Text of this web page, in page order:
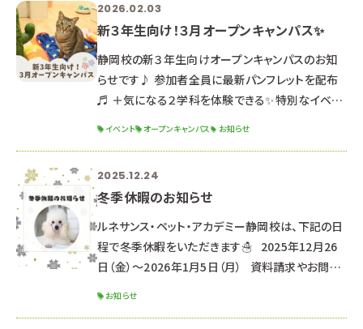
オープンキャンパス予約は可能です♪
‐‐‐‐‐‐‐‐‐‐‐‐‐‐‐‐‐‐‐‐‐
‐‐‐‐‐‐‐‐‐‐‐‐‐‐‐‐‐‐‐‐‐
‐‐‐‐‐‐‐‐ ★次回のオープンキャンパス日
程★ ☞ 2026年3月21日（土
2026.02.03
新３年生向け！３月オープンキャンパス✨
静岡校の新３年生向けオープンキャンパスのお知
らせです♪ 参加者全員に最新パンフレットを配布
♬ ＋気になる２学科を体験できる✨特別なイベン
୨୧┈┈┈┈┈┈┈┈┈┈┈┈┈┈┈┈┈┈┈┈
┈┈┈┈┈┈┈┈┈┈┈┈┈┈┈┈┈୨୧ ２０２
６年３月２１日（土）・２２日（日） ２日間の開催です
🌟 ※２日間同じ内容のため、都合の良い方を選ん
で参加してね！ ☆時間☆
イベント オープンキャンパス お知らせ
2025.12.24
冬季休暇のお知らせ
ルネサンス・ペット・アカデミー静岡校は、下記の日
程で冬季休暇をいただきます☃ 2025年12月26
日（金）～2026年1月5日（月） 資料請求やお問い
お知らせ